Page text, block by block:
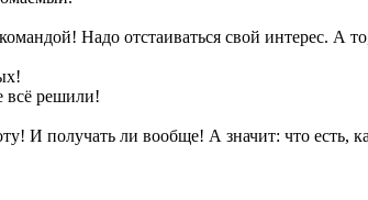
Надо отстаиваться свой интерес. А
всё решили!
И получать ли вообще! А значит: что есть,